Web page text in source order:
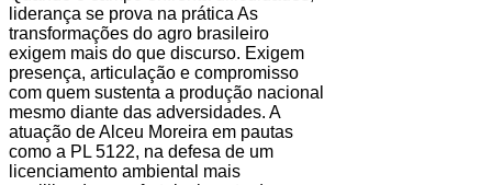
liderança se prova na prática As
transformações do agro brasileiro
exigem mais do que discurso. Exigem
presença, articulação e compromisso
com quem sustenta a produção nacional
mesmo diante das adversidades. A
atuação de Alceu Moreira em pautas
como a PL 5122, na defesa de um
licenciamento ambiental mais